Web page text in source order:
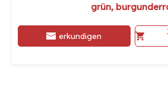
grün,
erkundigen